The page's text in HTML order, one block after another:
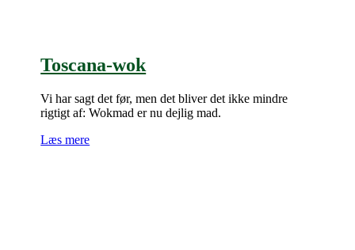
Toscana-wok
Vi har sagt det før, men det bliver det ikke mindre
rigtigt af: Wokmad er nu dejlig mad.
Læs mere